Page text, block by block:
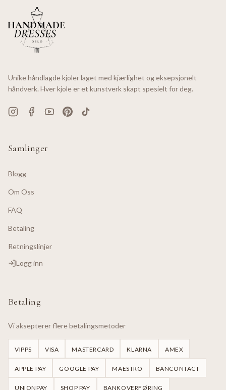
Unike håndlagde kjoler laget med kjærlighet og eksepsjonelt
håndverk. Hver kjole er et kunstverk skapt spesielt for deg.
Samlinger
Blogg
Om Oss
FAQ
Betaling
Retningslinjer
Logg inn
Betaling
Vi aksepterer flere betalingsmetoder
VIPPS VISA MASTERCARD KLARNA AMEX
APPLE PAY GOOGLE PAY MAESTRO BANCONTACT
UNIONPAY SHOP PAY BANKOVERFØRING